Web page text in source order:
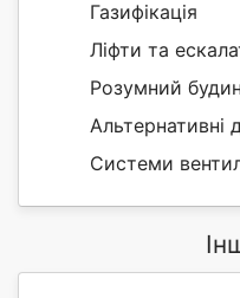
Газифікація
Ліфти та
Розумний
Альтернативні
Системи